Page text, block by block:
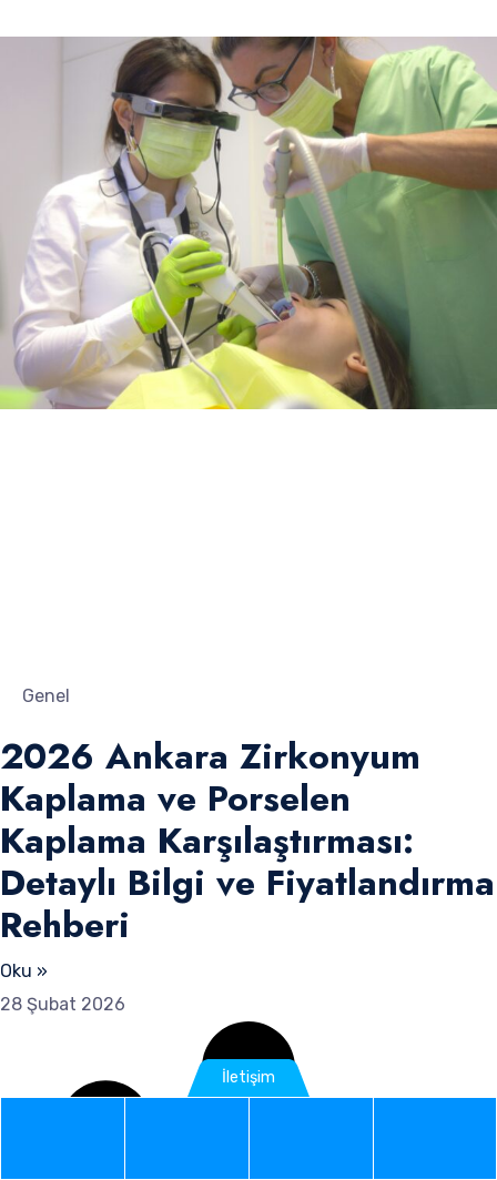
Genel
2026 Ankara Zirkonyum
Kaplama ve Porselen
Kaplama Karşılaştırması:
Detaylı Bilgi ve Fiyatlandırma
Rehberi
Oku »
28 Şubat 2026
İletişim